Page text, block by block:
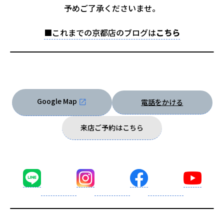
予めご了承くださいませ。
■これまでの京都店のブログはこちら
Google Map 電話をかける
来店ご予約はこちら